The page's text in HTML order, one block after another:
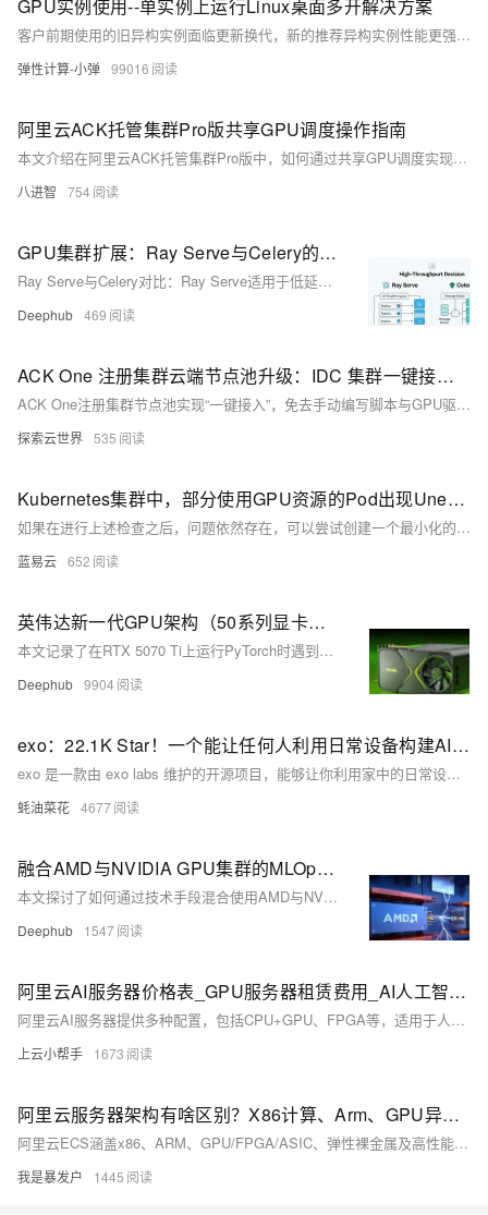
GPU实例使用--单实例上运行Linux桌面多开解决方案
客户前期使用的旧异构实例面临更新换代，新的推荐异构实例性能更强，客户的业务软件运行时，GPU使用率不高，需要探索多开方案，提高GPU使用率，提高实例性价比。
弹性计算-小弹 99016
阿里云ACK托管集群Pro版共享GPU调度操作指南
本文介绍在阿里云ACK托管集群Pro版中，如何通过共享GPU调度实现显存与算力的精细化分配，涵盖前提条件、使用限制、节点池配置及任务部署全流程，提升GPU资源利用率，适用于AI训练与推理场景。
八进智 754
GPU集群扩展：Ray Serve与Celery的技术选型与应用场景分析
Ray Serve与Celery对比：Ray Serve适用于低延迟、高并发的GPU推理服务，支持资源感知调度；Celery适合CPU密集型的离线批处理，具备成熟的任务队列机制。两者设计理念不同，适用场景各异，可根据任务类型灵活选型。
Deephub 469
ACK One 注册集群云端节点池升级：IDC 集群一键接入云端 GPU 算力，接入效率提升 80%
ACK One注册集群节点池实现“一键接入”，免去手动编写脚本与GPU驱动安装，支持自动扩缩容与多场景调度，大幅提升K8s集群管理效率。
探索云世界 535
Kubernetes集群中，部分使用GPU资源的Pod出现UnexpectedAdmissionError问题的解决方案。
如果在进行上述检查之后，问题依然存在，可以尝试创建一个最小化的Pod配置，仅请求GPU资源而不
蓝易云 652
英伟达新一代GPU架构（50系列显卡）PyTorch兼容性解决方案
本文记录了在RTX 5070 Ti上运行PyTorch时遇到的CUDA兼容性问题，分析其根源为预编译二进制文件不支持sm_120架构，并提出解决方案：使用PyTorch Nightly版本、更新CUDA工具包至12.8。通过清理环境并安装支持新架构的组件，成功解决兼容性问题。文章总结了深度学习环境中硬件与框架兼容性的关键策略，强调Nightly构建版本和环境一致性的重要性，为开发者提供参考。
Deephub 9904
exo：22.1K Star！一个能让任何人利用日常设备构建AI集群的强大工具，组成一个虚拟GPU在多台设备上并行运行模型
exo 是一款由 exo labs 维护的开源项目，能够让你利用家中的日常设备（如 iPhone、iPad、Android、Mac 和 Linux）构建强大的 AI 集群，支持多种大模型和分布式推理。
蚝油菜花 4677
融合AMD与NVIDIA GPU集群的MLOps：异构计算环境中的分布式训练架构实践
本文探讨了如何通过技术手段混合使用AMD与NVIDIA GPU集群以支持PyTorch分布式训练。面对CUDA与ROCm框架互操作性不足的问题，文章提出利用UCC和UCX等统一通信框架实现高效数据传输，并在异构Kubernetes集群中部署任务。通过解决轻度与强度异构环境下的挑战，如计算能力不平衡、内存容量差异及通信性能优化，文章展示了如何无需重构代码即可充分利用异构硬件资源。尽管存在RDMA验证不足、通信性能次优等局限性，但该方案为最大化GPU资源利用率、降低供应商锁定提供了可行路径。源代码已公开，供读者参考实践。
Deephub 1547
阿里云AI服务器价格表_GPU服务器租赁费用_AI人工智能高性能计算推理
阿里云AI服务器提供多种配置，包括CPU+GPU、FPGA等，适用于人工智能、机器学习和深度学习等计算密集型任务。本文整理了阿里云GPU服务器的优惠价格，涵盖NVIDIA A10、V100、T4等型号，提供1个月、1年和1小时的收费明细。具体规格如A10卡GN7i、V100-16G卡GN6v等，适用于不同业务场景，详情见官方页面。
上云小帮手 1673
阿里云服务器架构有啥区别？X86计算、Arm、GPU异构、裸金属和高性能计算对比
阿里云ECS涵盖x86、ARM、GPU/FPGA/ASIC、弹性裸金属及高性能计算等多种架构。x86架构采用Intel/AMD处理器，适用于广泛企业级应用；ARM架构低功耗，适合容器与微服务；GPU/FPGA/ASIC专为AI、图形处理设计；弹性裸金属提供物理机性能；高性能计算则针对大规模并行计算优化。
我是暴发户 1445